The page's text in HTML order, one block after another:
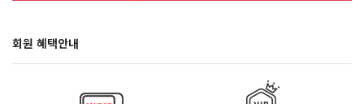
회원 혜택안내